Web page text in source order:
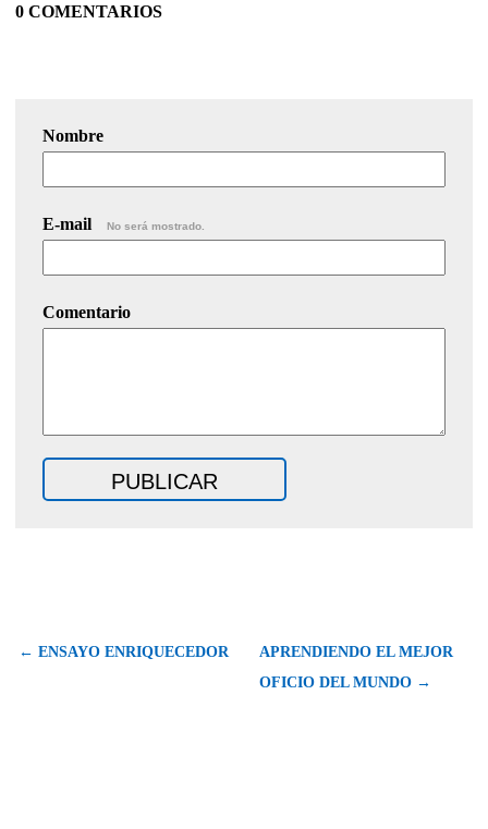
0 COMENTARIOS
Nombre
E-mail No será mostrado.
Comentario
← ENSAYO ENRIQUECEDOR
APRENDIENDO EL MEJOR
OFICIO DEL MUNDO →